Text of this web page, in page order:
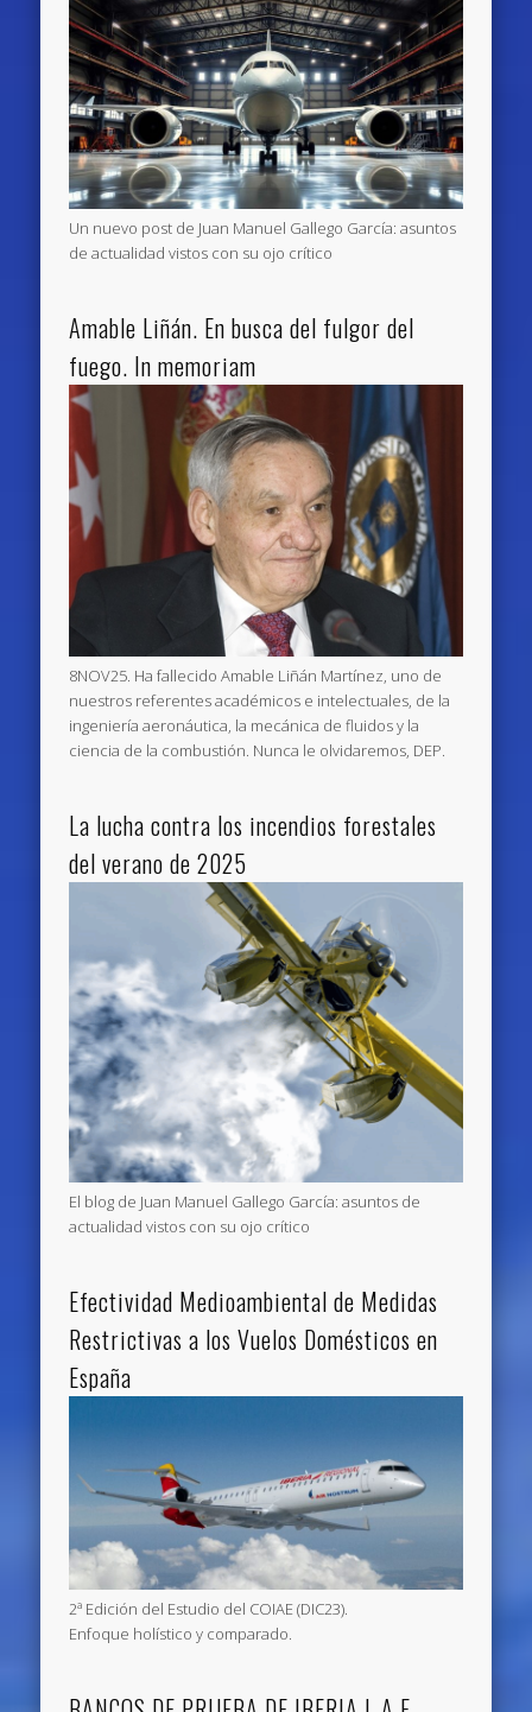
Un nuevo post de Juan Manuel Gallego García: asuntos
de actualidad vistos con su ojo crítico
Amable Liñán. En busca del fulgor del
fuego. In memoriam
8NOV25. Ha fallecido Amable Liñán Martínez, uno de
nuestros referentes académicos e intelectuales, de la
ingeniería aeronáutica, la mecánica de fluidos y la
ciencia de la combustión. Nunca le olvidaremos, DEP.
La lucha contra los incendios forestales
del verano de 2025
El blog de Juan Manuel Gallego García: asuntos de
actualidad vistos con su ojo crítico
Efectividad Medioambiental de Medidas
Restrictivas a los Vuelos Domésticos en
España
2ª Edición del Estudio del COIAE (DIC23).
Enfoque holístico y comparado.